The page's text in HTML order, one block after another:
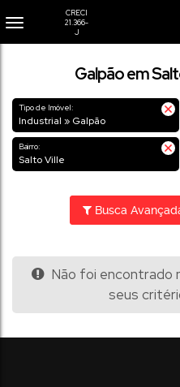
Galpão em
Tipo de Imóvel:
Industrial » Galpão
Bairro:
Salto Ville
Busca
Não foi encontrado
seus